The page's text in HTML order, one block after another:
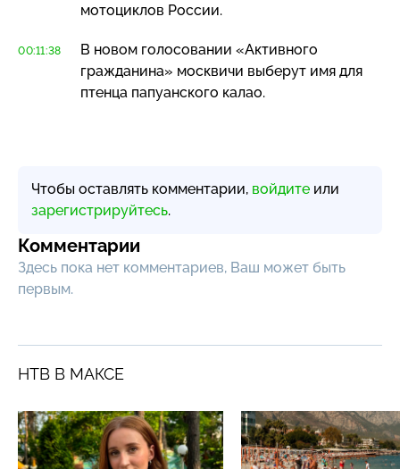
мотоциклов России.
00:11:38
В новом голосовании «Активного
гражданина» москвичи выберут имя для
птенца папуанского калао.
Чтобы оставлять комментарии, войдите или
зарегистрируйтесь.
Комментарии
Здесь пока нет комментариев, Ваш может быть
первым.
НТВ В МАКСЕ